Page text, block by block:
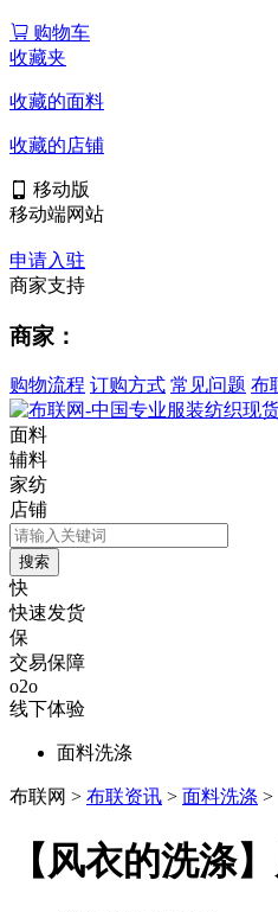
购物车
收藏夹
收藏的面料
收藏的店铺
移动版
移动端网站
申请入驻
商家支持
商家：
购物流程 订购方式 常见问题 布
面料
辅料
家纺
店铺
快
快速发货
保
交易保障
o2o
线下体验
面料洗涤
布联网 > 布联资讯 > 面料洗涤 >
【风衣的洗涤